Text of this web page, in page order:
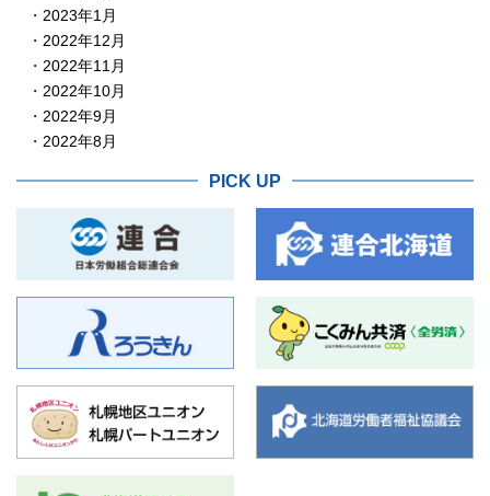
2023年1月
2022年12月
2022年11月
2022年10月
2022年9月
2022年8月
PICK UP